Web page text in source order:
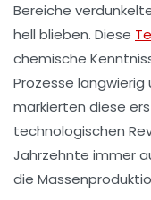
Bereiche
hell blieben. Diese
chemische
Prozesse
markierten diese
technologischen
Jahrzehnte immer
die